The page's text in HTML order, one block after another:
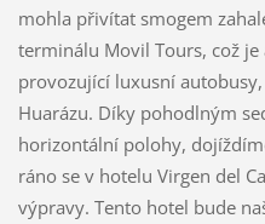
mohla přivítat smogem
terminálu Movil Tours, což
provozující luxusní
Huarázu. Díky pohodlným
horizontální polohy,
ráno se v hotelu Virgen del
výpravy. Tento hotel bude